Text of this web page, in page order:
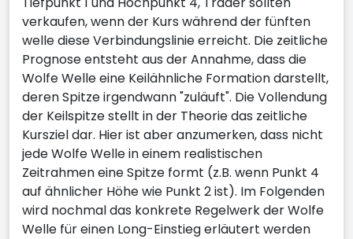
verkaufen, wenn der Kurs während der fünften
welle diese Verbindungslinie erreicht. Die zeitliche
Prognose entsteht aus der Annahme, dass die
Wolfe Welle eine Keilähnliche Formation darstellt,
deren Spitze irgendwann "zuläuft". Die Vollendung
der Keilspitze stellt in der Theorie das zeitliche
Kursziel dar. Hier ist aber anzumerken, dass nicht
jede Wolfe Welle in einem realistischen
Zeitrahmen eine Spitze formt (z.B. wenn Punkt 4
auf ähnlicher Höhe wie Punkt 2 ist). Im Folgenden
wird nochmal das konkrete Regelwerk der Wolfe
Welle für einen Long-Einstieg erläutert werden